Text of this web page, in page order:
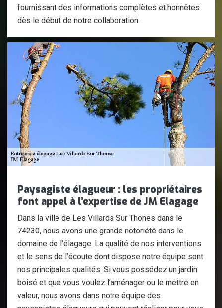
fournissant des informations complètes et honnêtes
dès le début de notre collaboration.
Paysagiste élagueur : les propriétaires
font appel à l’expertise de JM Elagage
Dans la ville de Les Villards Sur Thones dans le
74230, nous avons une grande notoriété dans le
domaine de l’élagage. La qualité de nos interventions
et le sens de l’écoute dont dispose notre équipe sont
nos principales qualités. Si vous possédez un jardin
boisé et que vous voulez l’aménager ou le mettre en
valeur, nous avons dans notre équipe des